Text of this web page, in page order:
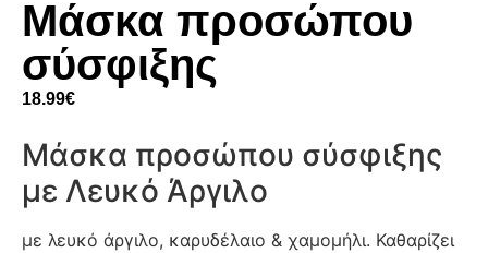
Μάσκα προσώπου
σύσφιξης
18.99€
Μάσκα προσώπου σύσφιξης
με Λευκό Άργιλο
με λευκό άργιλο, καρυδέλαιο & χαμομήλι. Καθαρίζει